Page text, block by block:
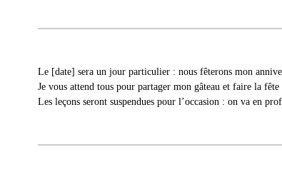
Le [date] sera un jour particulier : nous fêterons mon
Je vous attend tous pour partager mon gâteau et faire la fête
Les leçons seront suspendues pour l’occasion : on va en